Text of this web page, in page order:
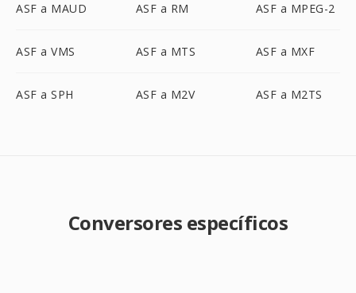
ASF a MAUD ASF a RM ASF a MPEG-2
ASF a VMS ASF a MTS ASF a MXF
ASF a SPH ASF a M2V ASF a M2TS
Conversores específicos